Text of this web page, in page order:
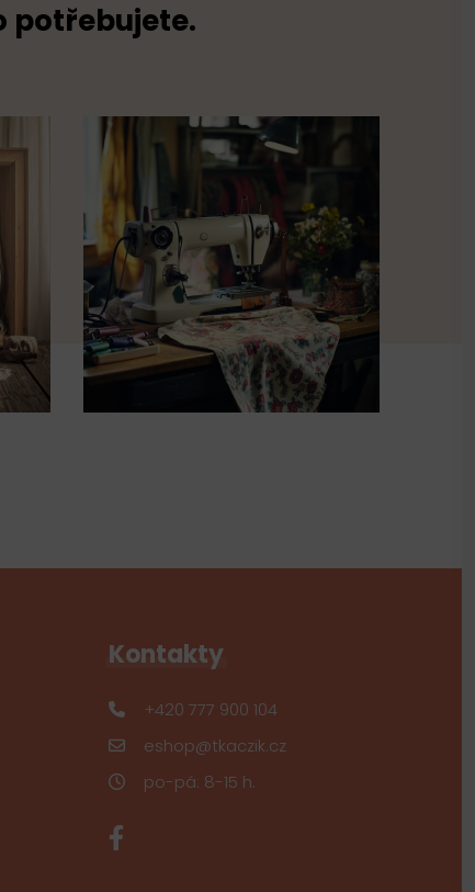
potřebujete.
Kontakty
+420 777 900 104
eshop@tkaczik.cz
po-pá: 8-15 h.